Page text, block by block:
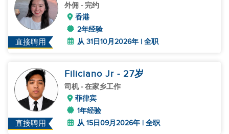
直接聘用
外佣 - 完约
香港
2年经验
从 31日10月2026年 | 全职
直接聘用
Filiciano Jr - 27岁
司机- 在家乡工作
菲律宾
1年经验
从 15日09月2026年 | 全职